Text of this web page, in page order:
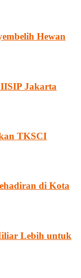
Hewan
Jakarta
TKSCI
di Kota
Lebih untuk